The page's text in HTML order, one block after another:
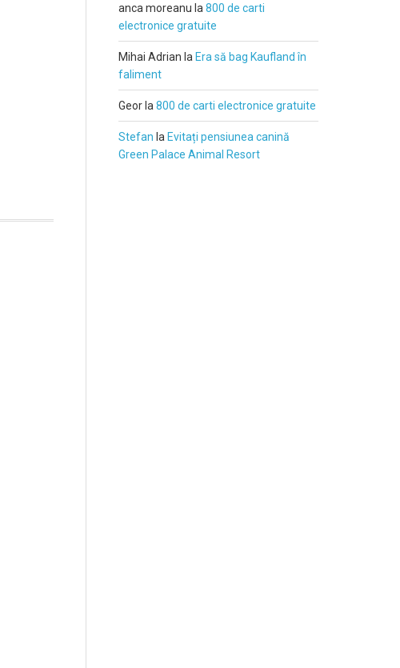
anca moreanu la 800 de carti
electronice gratuite
Mihai Adrian la Era să bag Kaufland în
faliment
Geor la 800 de carti electronice gratuite
Stefan la Evitați pensiunea canină
Green Palace Animal Resort